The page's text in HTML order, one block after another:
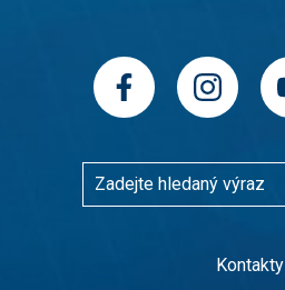
Kontakty